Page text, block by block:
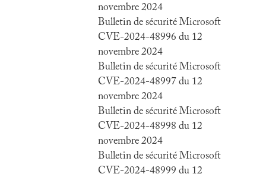
novembre 2024
Bulletin de sécurité Microsoft
CVE-2024-48996 du 12
novembre 2024
Bulletin de sécurité Microsoft
CVE-2024-48997 du 12
novembre 2024
Bulletin de sécurité Microsoft
CVE-2024-48998 du 12
novembre 2024
Bulletin de sécurité Microsoft
CVE-2024-48999 du 12